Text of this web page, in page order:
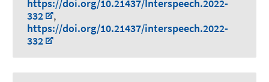
https://doi.org/10.21437/Interspeech.2022-
332
,
https://doi.org/10.21437/interspeech.2022-
332